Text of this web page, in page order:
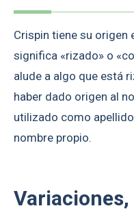
Crispin tiene su origen
significa «rizado» o
alude a algo que está
haber dado origen al
utilizado como
nombre propio.
Variaciones,